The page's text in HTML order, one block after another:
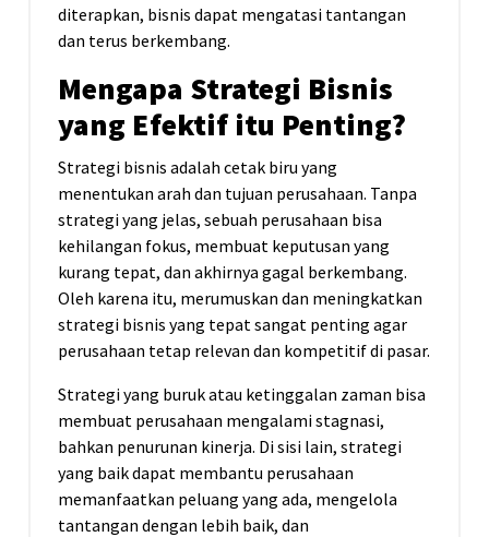
diterapkan, bisnis dapat mengatasi tantangan
dan terus berkembang.
Mengapa Strategi Bisnis
yang Efektif itu Penting?
Strategi bisnis adalah cetak biru yang
menentukan arah dan tujuan perusahaan. Tanpa
strategi yang jelas, sebuah perusahaan bisa
kehilangan fokus, membuat keputusan yang
kurang tepat, dan akhirnya gagal berkembang.
Oleh karena itu, merumuskan dan meningkatkan
strategi bisnis yang tepat sangat penting agar
perusahaan tetap relevan dan kompetitif di pasar.
Strategi yang buruk atau ketinggalan zaman bisa
membuat perusahaan mengalami stagnasi,
bahkan penurunan kinerja. Di sisi lain, strategi
yang baik dapat membantu perusahaan
memanfaatkan peluang yang ada, mengelola
tantangan dengan lebih baik, dan